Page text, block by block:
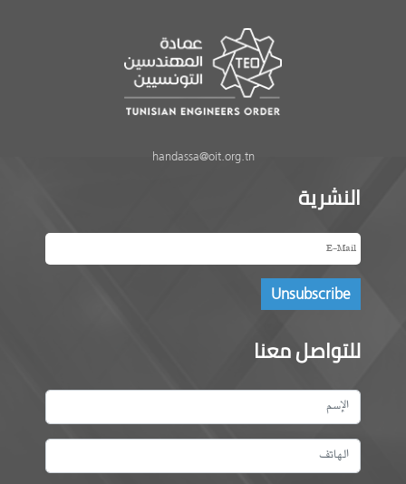
handassa@oit.org.tn
النشرية
للتواصل معنا